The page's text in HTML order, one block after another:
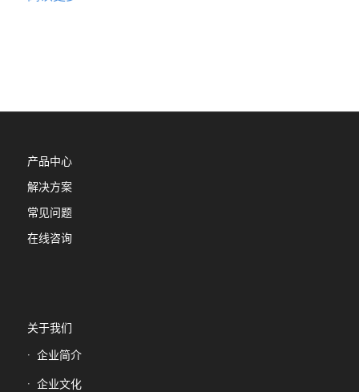
产品中心
解决方案
常见问题
在线咨询
关于我们
企业简介
企业文化